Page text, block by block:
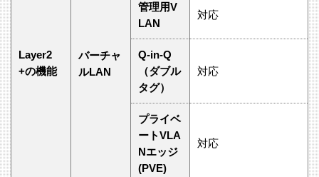
Layer2
+の機能
バーチャ
ルLAN
管理用V
LAN
対応
Q-in-Q
（ダブル
タグ）
対応
プライベ
ートVLA
Nエッジ
(PVE)
対応